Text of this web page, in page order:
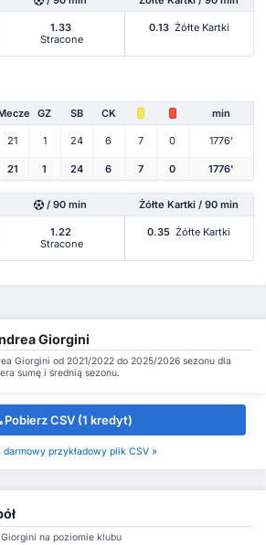
1.33
Stracone
0.13 Żółte Kartki
GZ SB CK min
21 1 24 6 7 0 1776'
21 1 24 6 7 0 1776'
/ 90 min Żółte Kartki / 90 min
1.22
Stracone
0.35 Żółte Kartki
Giorgini
Giorgini od 2021/2022 do 2025/2026 sezonu dla
sumę i średnią sezonu.
Pobierz CSV (1 kredyt)
darmowy przykładowy plik CSV »
na poziomie klubu